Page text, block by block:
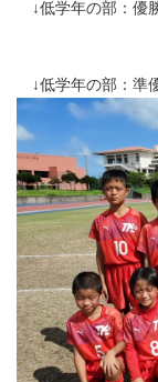
↓低学年の部：優
↓低学年の部：準